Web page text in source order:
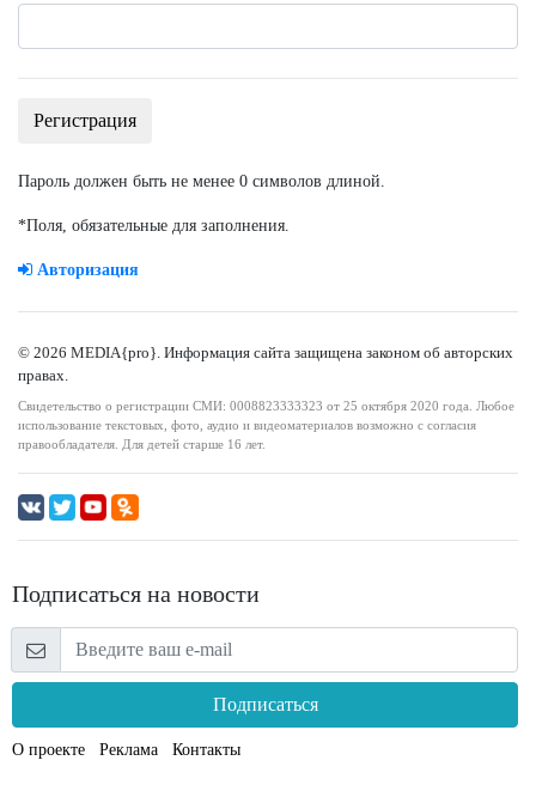
Пароль должен быть не менее 0 символов длиной.
*Поля, обязательные для заполнения.
Авторизация
© 2026 MEDIA{pro}. Информация сайта защищена законом об авторских
правах.
Свидетельство о регистрации СМИ: 0008823333323 от 25 октября 2020 года. Любое
использование текстовых, фото, аудио и видеоматериалов возможно с согласия
правообладателя. Для детей старше 16 лет.
Подписаться на новости
Подписаться
О проекте Реклама Контакты